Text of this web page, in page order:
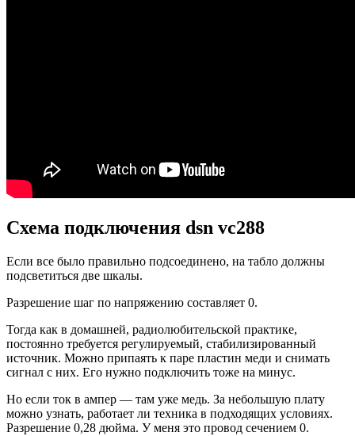
Cхема подключения dsn vc288
Если все было правильно подсоединено, на табло должны
подсветиться две шкалы.
Разрешение шаг по напряжению составляет 0.
Тогда как в домашней, радиолюбительской практике,
постоянно требуется регулируемый, стабилизированный
источник. Можно припаять к паре пластин меди и снимать
сигнал с них. Его нужно подключить тоже на минус.
Но если ток в ампер — там уже медь. За небольшую плату
можно узнать, работает ли техника в подходящих условиях.
Разрешение 0,28 дюйма. У меня это провод сечением 0.